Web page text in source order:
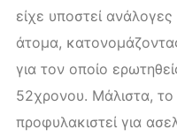
είχε υποστεί
άτομα,
για τον οποίο
52χρονου. Μάλιστα,
προφυλακιστεί για